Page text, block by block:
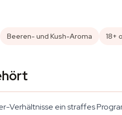
Beeren- und Kush-Aroma 18+
Verhältnisse ein straffes